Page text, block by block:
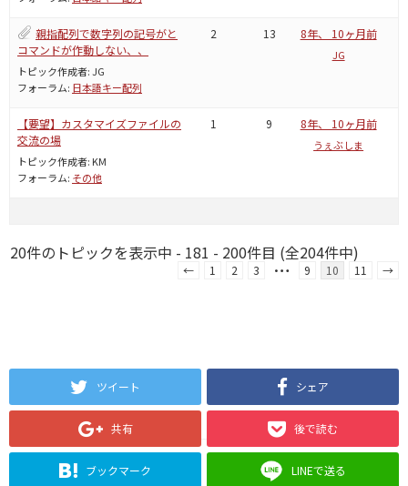
親指配列で数字列の記号がと
コマンドが作動しない、、
トピック作成者:JG
フォーラム: 日本語キー配列
2 13 8年、 10ヶ月前
JG
【要望】カスタマイズファイルの
交流の場
トピック作成者: KM
フォーラム: その他
1 9 8年、 10ヶ月前
うぇぶしま
20件のトピックを表示中 - 181 - 200件目 (全204件中)
← 1 2 3 … 9 10 11 →
ツイート シェア
共有 後で読む
ブックマーク LINEで送る